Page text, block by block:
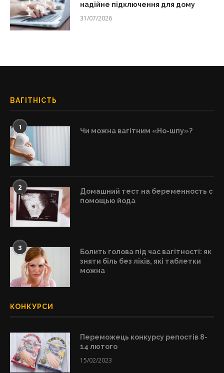
надійне підключення для дому
31/07/2026
ВАГІТНІСТЬ
1 Чи можна вагітним «Но-шпу»?
2
Домашний тест на беременность с
помощью йода
3
Болить голова під час вагітності: як
зняти біль без ліків, які таблетки
можна
КОНКУРСИ
Переможець конкурсу репостів 8-
14 лютого
15/02/2023